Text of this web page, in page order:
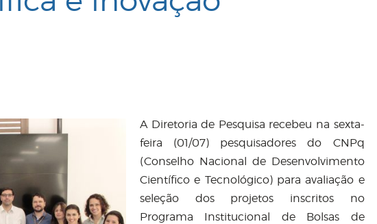
A Diretoria de Pesquisa recebeu na sexta-
feira (01/07) pesquisadores do CNPq
(Conselho Nacional de Desenvolvimento
Científico e Tecnológico) para avaliação e
seleção dos projetos inscritos no
Programa Institucional de Bolsas de